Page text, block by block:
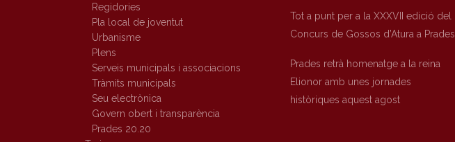
Regidories
Pla local de joventut
Urbanisme
Plens
Serveis municipals i associacions
Tràmits municipals
Seu electrònica
Govern obert i transparència
Prades 20.20
Tot a punt per a la XXXVII edició del
Concurs de Gossos d’Atura a Prades
Prades retrà homenatge a la reina
Elionor amb unes jornades
històriques aquest agost